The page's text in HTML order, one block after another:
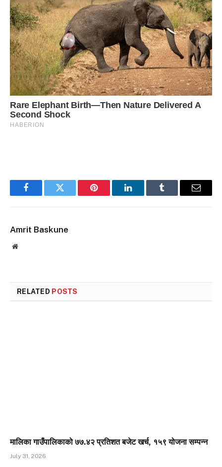
FacebookTwitter Pinterest LinkedInTumblr Email
Amrit Baskune
Website
RELATED POSTS
मालिका गाउँपालिकाको ७७.४२ प्रतिशत बजेट खर्च, १५९ योजना सम्पन्न
July 31, 2026